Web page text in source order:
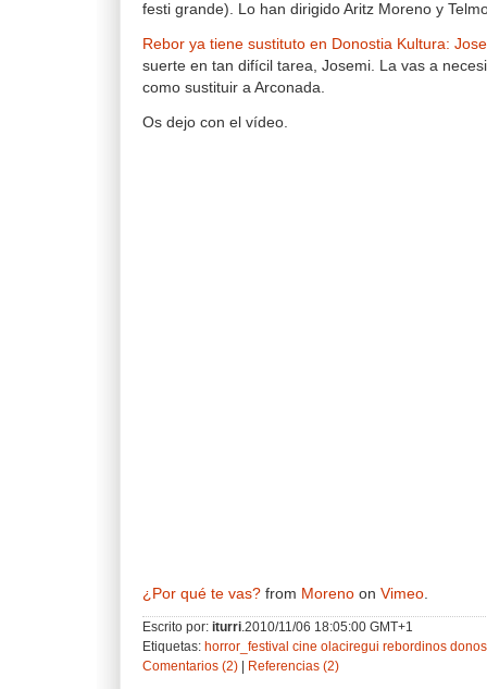
festi grande). Lo han dirigido Aritz Moreno y
Rebor ya tiene sustituto en Donostia Kultura:
suerte en tan difícil tarea, Josemi. La vas a
como sustituir a Arconada.
Os dejo con el vídeo.
¿Por qué te vas? from Moreno on Vimeo.
Escrito por: iturri .2010/11/06 18:05:00 GMT+1
Etiquetas: horror_festival cine olaciregui rebordinos
Comentarios (2)
Referencias (2)